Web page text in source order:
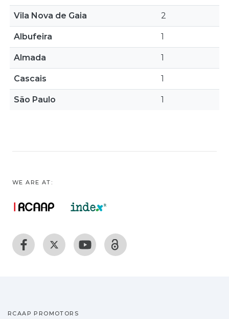
Vila Nova de Gaia 2
Albufeira 1
Almada 1
Cascais 1
São Paulo 1
WE ARE AT:
RCAAP PROMOTORS